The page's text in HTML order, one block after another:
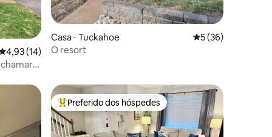
de uma avaliação média de 5, 14 avaliações
4,93 (14)
Casa ⋅ Tuckahoe 5 de uma
5 (36)
O resort
Entre os melhores preferidos dos hóspedes
Preferido dos hóspedes